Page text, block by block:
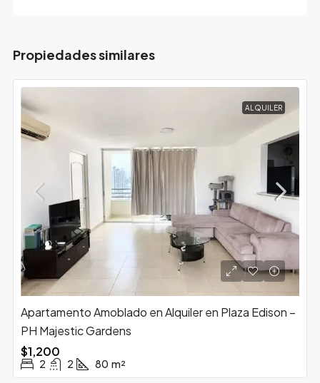
Propiedades similares
ALQUILER
Apartamento Amoblado en Alquiler en Plaza Edison –
PH Majestic Gardens
$1,200
2 2 80 m²